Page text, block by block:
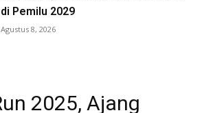
di Pemilu 2029
Agustus 8, 2026